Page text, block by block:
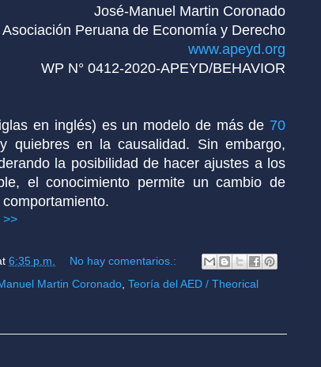
José-Manuel Martin Coronado
Asociación Peruana de Economía y Derecho
www.apeyd.org
WP N° 0412-2020-APEYD/BEHAVIOR
en inglés) es un modelo de más de 70
quiebres en la causalidad. Sin embargo,
la posibilidad de hacer ajustes a los
el conocimiento permite un cambio de
>>
6:35 p.m.
No hay comentarios.:
Martin Coronado Teoría del AED / Theorical